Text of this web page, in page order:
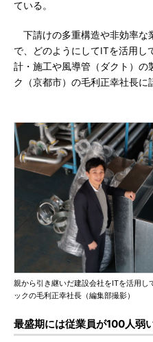
ている。
下請けの多重構造や非効率な
で、どのようにしてITを活用し
計・施工や風導管（ダクト）の
ク（京都市）の毛利正幸社長に
親から引き継いだ建設会社をITを活用し
ックの毛利正幸社長（編集部撮影）
最盛期には従業員が100人弱